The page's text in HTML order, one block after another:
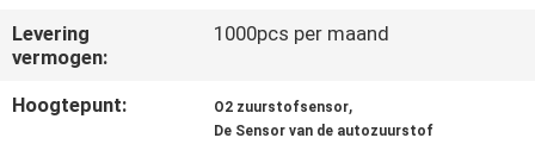
CITAAT
SITEMAP
Levering
vermogen:
1000pcs per maand
Hoogtepunt: O2 zuurstofsensor,
De Sensor van de autozuurstof